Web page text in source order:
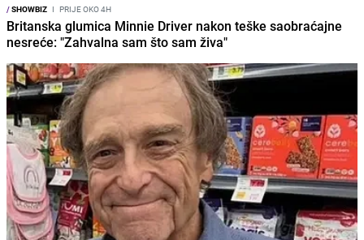
/SHOWBIZ I PRIJE OKO 4H
Britanska glumica Minnie Driver nakon teške saobraćajne
nesreće: "Zahvalna sam što sam živa"